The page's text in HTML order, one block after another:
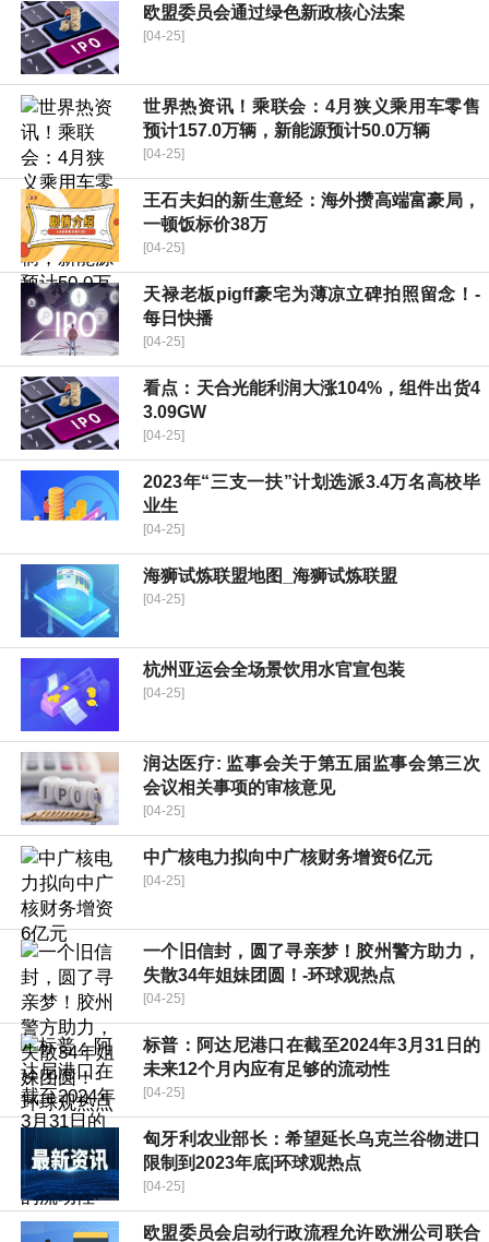
欧盟委员会通过绿色新政核心法案
[04-25]
世界热资讯！乘联会：4月狭义乘用车零售
预计157.0万辆，新能源预计50.0万辆
[04-25]
王石夫妇的新生意经：海外攒高端富豪局，
一顿饭标价38万
[04-25]
天禄老板pigff豪宅为薄凉立碑拍照留念！-
每日快播
[04-25]
看点：天合光能利润大涨104%，组件出货4
3.09GW
[04-25]
2023年“三支一扶”计划选派3.4万名高校毕
业生
[04-25]
海狮试炼联盟地图_海狮试炼联盟
[04-25]
杭州亚运会全场景饮用水官宣包装
[04-25]
润达医疗: 监事会关于第五届监事会第三次
会议相关事项的审核意见
[04-25]
中广核电力拟向中广核财务增资6亿元
[04-25]
一个旧信封，圆了寻亲梦！胶州警方助力，
失散34年姐妹团圆！-环球观热点
[04-25]
标普：阿达尼港口在截至2024年3月31日的
未来12个月内应有足够的流动性
[04-25]
匈牙利农业部长：希望延长乌克兰谷物进口
限制到2023年底|环球观热点
[04-25]
欧盟委员会启动行政流程允许欧洲公司联合